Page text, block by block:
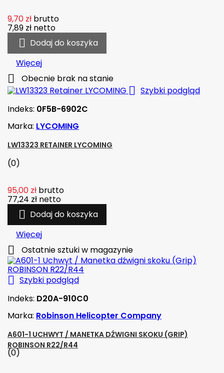
9,70 zł brutto
7,89 zł netto
 Dodaj do koszyka
Więcej
 Obecnie brak na stanie
 Szybki podgląd
Indeks: 0F5B-6902C
Marka: LYCOMING
LW13323 RETAINER LYCOMING
(0)
95,00 zł brutto
77,24 zł netto
 Dodaj do koszyka
Więcej
 Ostatnie sztuki w magazynie
 Szybki podgląd
Indeks: D20A-910C0
Marka: Robinson Helicopter Company
A601-1 UCHWYT / MANETKA DŹWIGNI SKOKU (GRIP)
ROBINSON R22/R44
(0)